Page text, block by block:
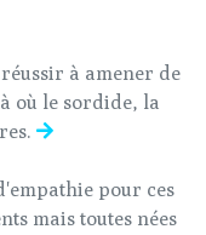
à amener de
où le sordide, la
pour ces
mais toutes nées